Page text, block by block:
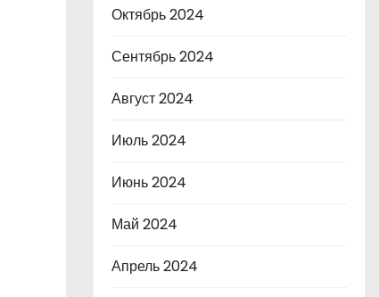
Октябрь 2024
Сентябрь 2024
Август 2024
Июль 2024
Июнь 2024
Май 2024
Апрель 2024